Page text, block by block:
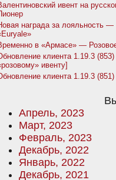
ивент на
награда за лояльность —
в «Армасе» —
клиента 1.19.3
ивенту]
клиента 1.19.3 (851)
Апрель, 2023
Март, 2023
Февраль, 2023
Декабрь, 2022
Январь, 2022
Декабрь, 2021